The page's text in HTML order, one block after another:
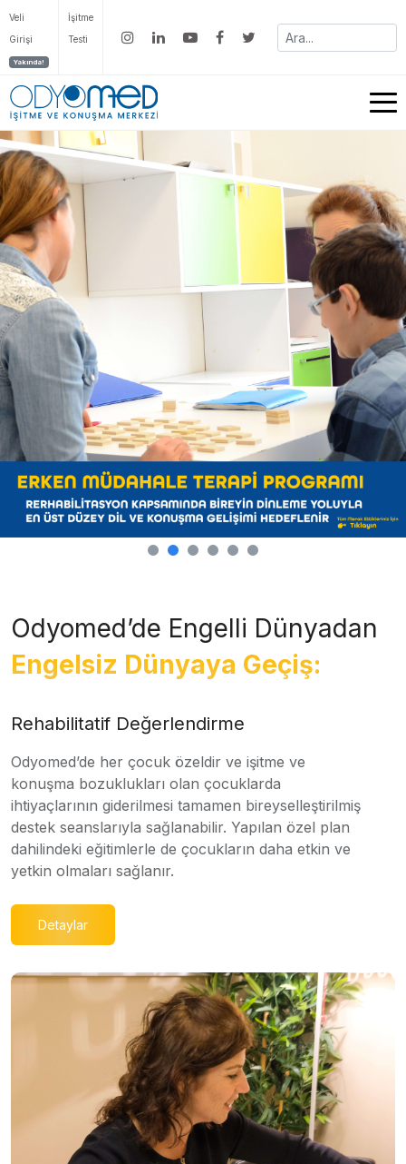
Veli
Girişi
Yakında!
İşitme
Testi
Odyomed’de Engelli Dünyadan
Engelsiz Dünyaya Geçiş:
Rehabilitatif Değerlendirme
Odyomed’de her çocuk özeldir ve işitme ve
konuşma bozuklukları olan çocuklarda
ihtiyaçlarının giderilmesi tamamen bireyselleştirilmiş
destek seanslarıyla sağlanabilir. Yapılan özel plan
dahilindeki eğitimlerle de çocukların daha etkin ve
yetkin olmaları sağlanır.
Detaylar